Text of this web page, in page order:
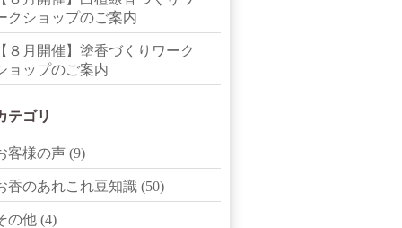
クショップのご案内
８月開催】塗香づくりワーク
ョップのご案内
テゴリ
客様の声 (9)
香のあれこれ豆知識 (50)
の他 (4)